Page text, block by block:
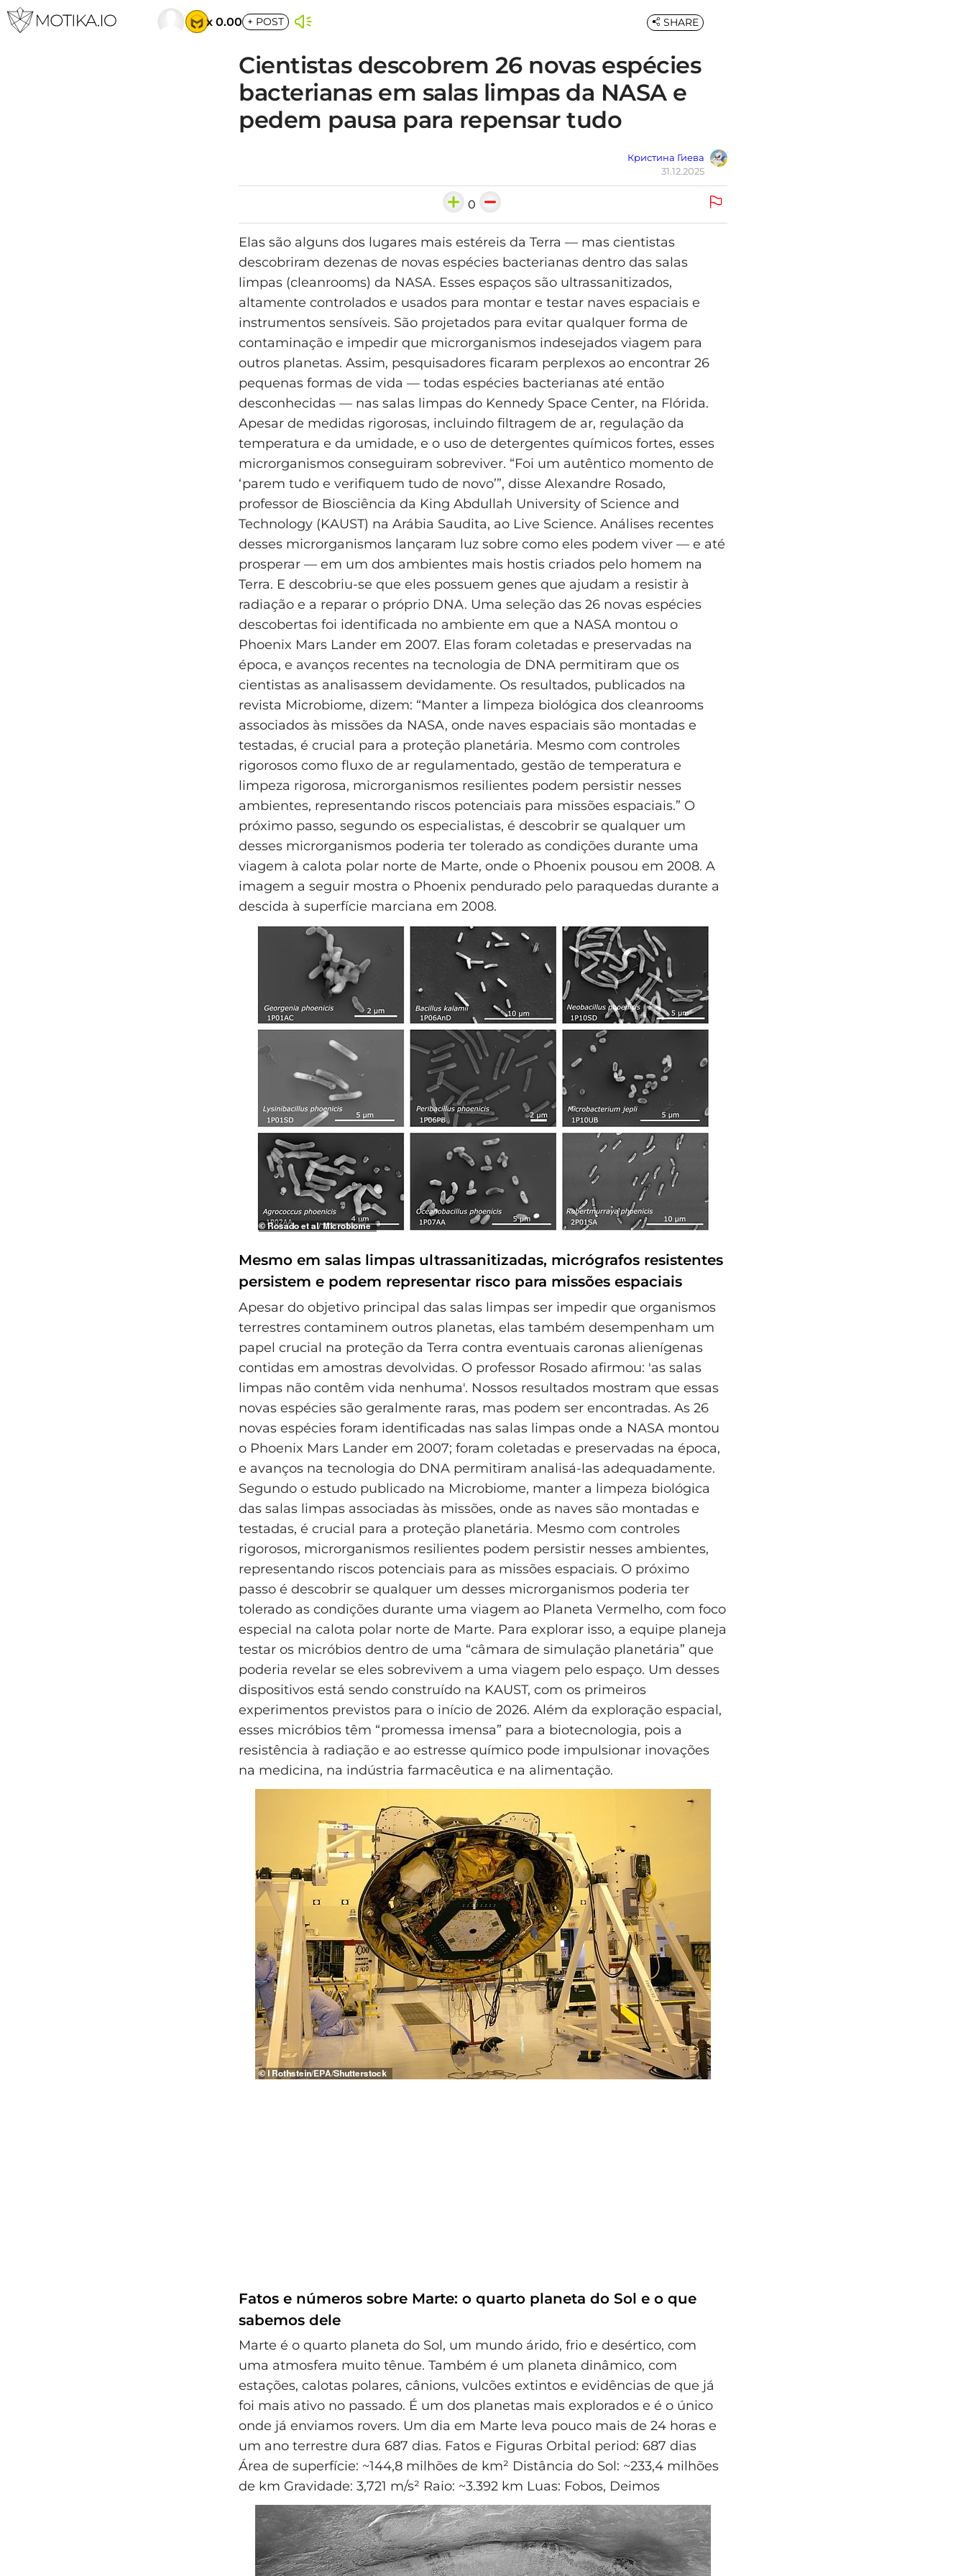
x 0.00 + POST
Cientistas descobrem 26 novas espécies
bacterianas em salas limpas da NASA e
pedem pausa para repensar tudo
Кристина Гиева
31.12.2025
SHARE
0
Elas são alguns dos lugares mais estéreis da Terra — mas cientistas
descobriram dezenas de novas espécies bacterianas dentro das salas
limpas (cleanrooms) da NASA. Esses espaços são ultrassanitizados,
altamente controlados e usados para montar e testar naves espaciais e
instrumentos sensíveis. São projetados para evitar qualquer forma de
contaminação e impedir que microrganismos indesejados viagem para
outros planetas. Assim, pesquisadores ficaram perplexos ao encontrar 26
pequenas formas de vida — todas espécies bacterianas até então
desconhecidas — nas salas limpas do Kennedy Space Center, na Flórida.
Apesar de medidas rigorosas, incluindo filtragem de ar, regulação da
temperatura e da umidade, e o uso de detergentes químicos fortes, esses
microrganismos conseguiram sobreviver. “Foi um autêntico momento de
‘parem tudo e verifiquem tudo de novo’”, disse Alexandre Rosado,
professor de Biosciência da King Abdullah University of Science and
Technology (KAUST) na Arábia Saudita, ao Live Science. Análises recentes
desses microrganismos lançaram luz sobre como eles podem viver — e até
prosperar — em um dos ambientes mais hostis criados pelo homem na
Terra. E descobriu-se que eles possuem genes que ajudam a resistir à
radiação e a reparar o próprio DNA. Uma seleção das 26 novas espécies
descobertas foi identificada no ambiente em que a NASA montou o
Phoenix Mars Lander em 2007. Elas foram coletadas e preservadas na
época, e avanços recentes na tecnologia de DNA permitiram que os
cientistas as analisassem devidamente. Os resultados, publicados na
revista Microbiome, dizem: “Manter a limpeza biológica dos cleanrooms
associados às missões da NASA, onde naves espaciais são montadas e
testadas, é crucial para a proteção planetária. Mesmo com controles
rigorosos como fluxo de ar regulamentado, gestão de temperatura e
limpeza rigorosa, microrganismos resilientes podem persistir nesses
ambientes, representando riscos potenciais para missões espaciais.” O
próximo passo, segundo os especialistas, é descobrir se qualquer um
desses microrganismos poderia ter tolerado as condições durante uma
viagem à calota polar norte de Marte, onde o Phoenix pousou em 2008. A
imagem a seguir mostra o Phoenix pendurado pelo paraquedas durante a
descida à superfície marciana em 2008.
Mesmo em salas limpas ultrassanitizadas, micrógrafos resistentes
persistem e podem representar risco para missões espaciais
Apesar do objetivo principal das salas limpas ser impedir que organismos
terrestres contaminem outros planetas, elas também desempenham um
papel crucial na proteção da Terra contra eventuais caronas alienígenas
contidas em amostras devolvidas. O professor Rosado afirmou: 'as salas
limpas não contêm vida nenhuma'. Nossos resultados mostram que essas
novas espécies são geralmente raras, mas podem ser encontradas. As 26
novas espécies foram identificadas nas salas limpas onde a NASA montou
o Phoenix Mars Lander em 2007; foram coletadas e preservadas na época,
e avanços na tecnologia do DNA permitiram analisá-las adequadamente.
Segundo o estudo publicado na Microbiome, manter a limpeza biológica
das salas limpas associadas às missões, onde as naves são montadas e
testadas, é crucial para a proteção planetária. Mesmo com controles
rigorosos, microrganismos resilientes podem persistir nesses ambientes,
representando riscos potenciais para as missões espaciais. O próximo
passo é descobrir se qualquer um desses microrganismos poderia ter
tolerado as condições durante uma viagem ao Planeta Vermelho, com foco
especial na calota polar norte de Marte. Para explorar isso, a equipe planeja
testar os micróbios dentro de uma “câmara de simulação planetária” que
poderia revelar se eles sobrevivem a uma viagem pelo espaço. Um desses
dispositivos está sendo construído na KAUST, com os primeiros
experimentos previstos para o início de 2026. Além da exploração espacial,
esses micróbios têm “promessa imensa” para a biotecnologia, pois a
resistência à radiação e ao estresse químico pode impulsionar inovações
na medicina, na indústria farmacêutica e na alimentação.
Fatos e números sobre Marte: o quarto planeta do Sol e o que
sabemos dele
Marte é o quarto planeta do Sol, um mundo árido, frio e desértico, com
uma atmosfera muito tênue. Também é um planeta dinâmico, com
estações, calotas polares, cânions, vulcões extintos e evidências de que já
foi mais ativo no passado. É um dos planetas mais explorados e é o único
onde já enviamos rovers. Um dia em Marte leva pouco mais de 24 horas e
um ano terrestre dura 687 dias. Fatos e Figuras Orbital period: 687 dias
Área de superfície: ~144,8 milhões de km² Distância do Sol: ~233,4 milhões
de km Gravidade: 3,721 m/s² Raio: ~3.392 km Luas: Fobos, Deimos